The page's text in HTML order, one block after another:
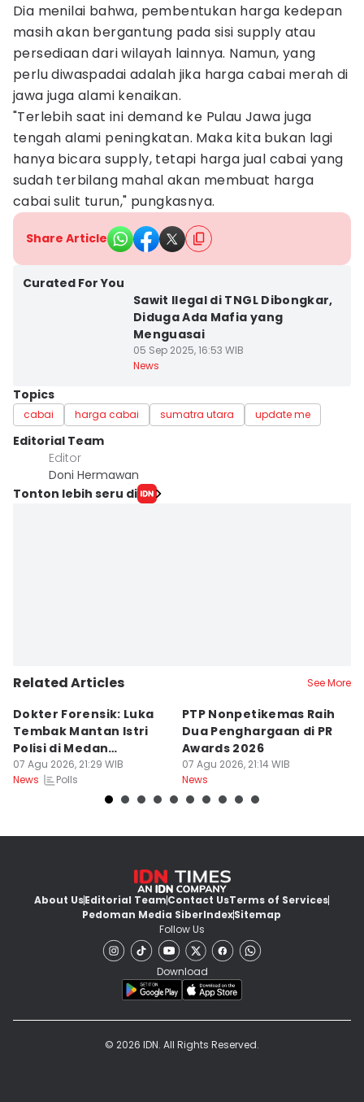
Dia menilai bahwa, pembentukan harga kedepan
masih akan bergantung pada sisi supply atau
persediaan dari wilayah lainnya. Namun, yang
perlu diwaspadai adalah jika harga cabai merah di
jawa juga alami kenaikan.
"Terlebih saat ini demand ke Pulau Jawa juga
tengah alami peningkatan. Maka kita bukan lagi
hanya bicara supply, tetapi harga jual cabai yang
sudah terbilang mahal akan membuat harga
cabai sulit turun," pungkasnya.
Share Article
Curated For You
Sawit Ilegal di TNGL Dibongkar,
Diduga Ada Mafia yang
Menguasai
05 Sep 2025, 16:53 WIB
News
Topics
cabai harga cabai sumatra utara update me
Editorial Team
Editor
Doni Hermawan
Tonton lebih seru di
Related Articles See More
Dokter Forensik: Luka
Tembak Mantan Istri
Polisi di Medan
Berkarakter Tempel
07 Agu 2026, 21:29 WIB
News
Polls
PTP Nonpetikemas Raih
Dua Penghargaan di PR
Awards 2026
07 Agu 2026, 21:14 WIB
News
About UsEditorial TeamContact UsTerms of Services
Pedoman Media SiberIndexSitemap
Follow Us
Download
© 2026 IDN. All Rights Reserved.